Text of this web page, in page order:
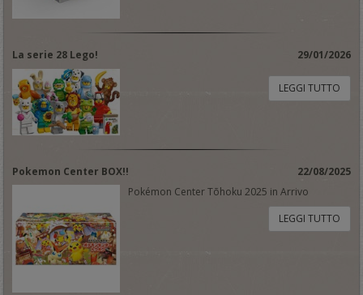
La serie 28 Lego! 29/01/2026
LEGGI TUTTO
Pokemon Center BOX!!
22/08/2025
Pokémon Center Tōhoku 2025 in Arrivo
LEGGI TUTTO